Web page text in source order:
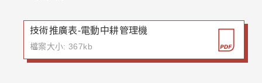
技術推廣表-電動中耕管理機
檔案大小: 367kb